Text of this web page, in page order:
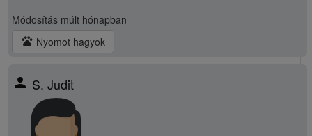
Módosítás múlt hónapban
pets Nyomot hagyok
person S. Judit